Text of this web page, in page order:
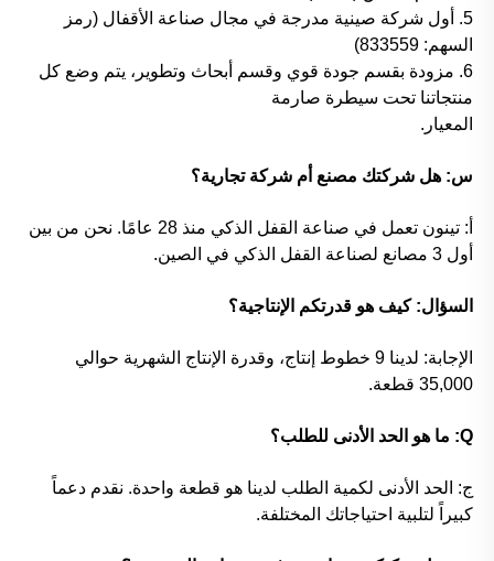
5. أول شركة صينية مدرجة في مجال صناعة الأقفال (رمز
السهم: 833559)
6. مزودة بقسم جودة قوي وقسم أبحاث وتطوير، يتم وضع كل
منتجاتنا تحت سيطرة صارمة
المعيار.
س: هل شركتك مصنع أم شركة تجارية؟
أ: تينون تعمل في صناعة القفل الذكي منذ 28 عامًا. نحن من بين
أول 3 مصانع لصناعة القفل الذكي في الصين.
السؤال: كيف هو قدرتكم الإنتاجية؟
الإجابة: لدينا 9 خطوط إنتاج، وقدرة الإنتاج الشهرية حوالي
35,000 قطعة.
Q: ما هو الحد الأدنى للطلب؟
ج: الحد الأدنى لكمية الطلب لدينا هو قطعة واحدة. نقدم دعماً
كبيراً لتلبية احتياجاتك المختلفة.